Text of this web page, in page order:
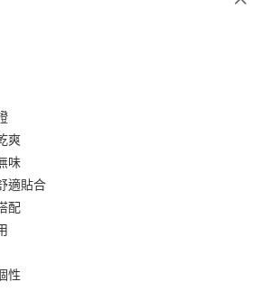
，台灣大哥大用戶可立即使用無須另外申請。
分期」，訂單成立後會自動跳轉到大哥付的交易
擇欲分期的期數、繳款截止日，確認付款後即完
及費用金額請依後續交易確認頁面所載為準。
前往確認交易或遇審核未通過，訂單將自動取
】
商品之後才付款」的支付方式。 讓您購物簡單
不需綁卡、不需儲值。
爽
味
適貼合
配
性